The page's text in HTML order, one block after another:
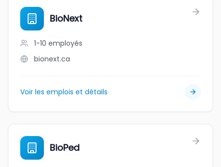
BioNext
1-10 employés
bionext.ca
Voir les emplois et détails
BioPed